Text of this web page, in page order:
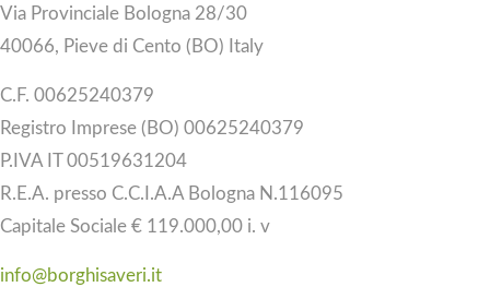
Via Provinciale Bologna 28/30
40066, Pieve di Cento (BO) Italy
C.F. 00625240379
Registro Imprese (BO) 00625240379
P.IVA IT 00519631204
R.E.A. presso C.C.I.A.A Bologna N.116095
Capitale Sociale € 119.000,00 i. v
info@borghisaveri.it